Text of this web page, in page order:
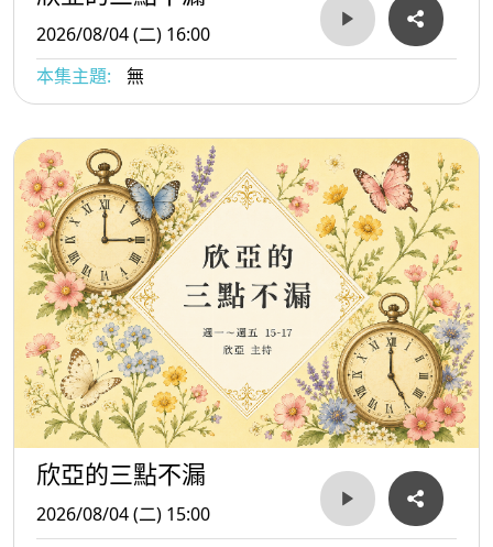
2026/08/04 (二) 16:00
本集主題:
無
欣亞的三點不漏
2026/08/04 (二) 15:00